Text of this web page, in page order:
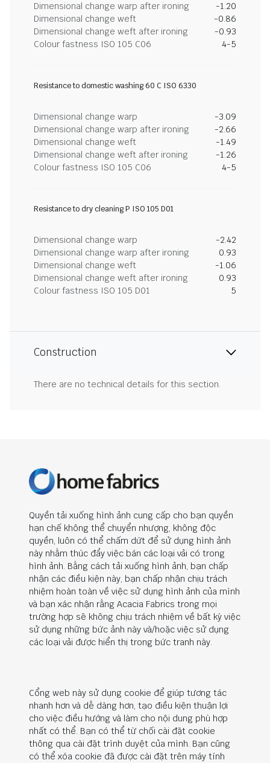
Dimensional change warp after ironing
-1.20
Dimensional change weft
-0.86
Dimensional change weft after ironing
-0.93
Colour fastness ISO 105 C06
4-5
Resistance to domestic washing 60 C ISO 6330
Dimensional change warp
-3.09
Dimensional change warp after ironing
-2.66
Dimensional change weft
-1.49
Dimensional change weft after ironing
-1.26
Colour fastness ISO 105 C06
4-5
Resistance to dry cleaning P ISO 105 D01
Dimensional change warp
-2.42
Dimensional change warp after ironing
0.93
Dimensional change weft
-1.06
Dimensional change weft after ironing
0.93
Colour fastness ISO 105 D01
5
Construction
There are no technical details for this section.
Quyền tải xuống hình ảnh cung cấp cho bạn quyền
hạn chế không thể chuyển nhượng, không độc
quyền, luôn có thể chấm dứt để sử dụng hình ảnh
này nhằm thúc đẩy việc bán các loại vải có trong
hình ảnh. Bằng cách tải xuống hình ảnh, bạn chấp
nhận các điều kiện này, bạn chấp nhận chịu trách
nhiệm hoàn toàn về việc sử dụng hình ảnh của mình
và bạn xác nhận rằng Acacia Fabrics trong mọi
trường hợp sẽ không chịu trách nhiệm về bất kỳ việc
sử dụng những bức ảnh này và/hoặc việc sử dụng
các loại vải được hiển thị trong bức tranh này.
Cổng web này sử dụng cookie để giúp tương tác
nhanh hơn và dễ dàng hơn, tạo điều kiện thuận lợi
cho việc điều hướng và làm cho nội dung phù hợp
nhất có thể. Bạn có thể từ chối cài đặt cookie
thông qua cài đặt trình duyệt của mình. Bạn cũng
có thể xóa cookie đã được cài đặt trên máy tính